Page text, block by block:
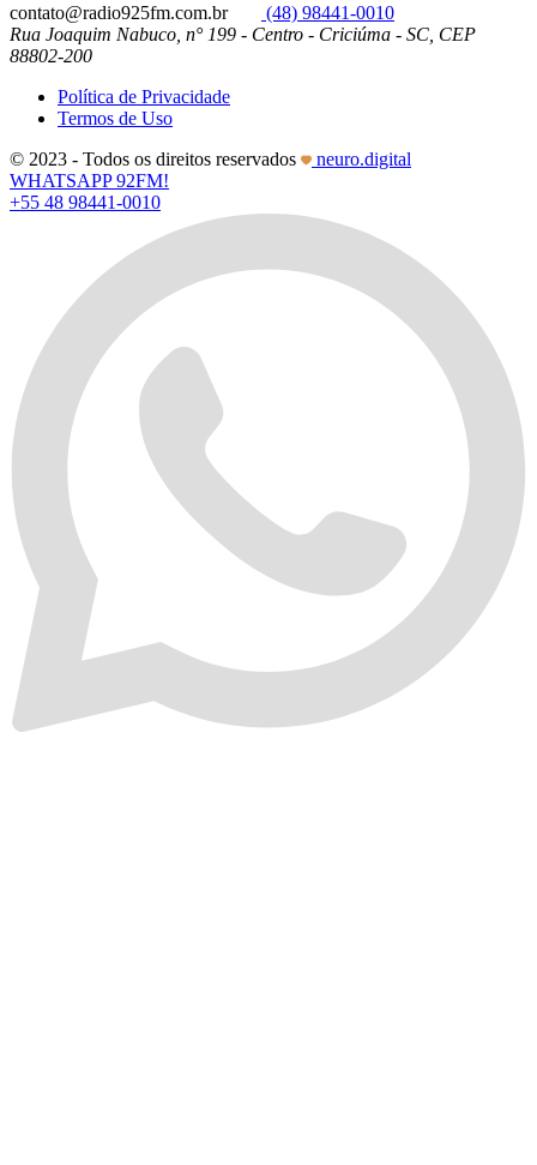
contato@radio925fm.com.br
(48) 98441-0010
Rua Joaquim Nabuco, n° 199 - Centro - Criciúma - SC, CEP
88802-200
Política de Privacidade
Termos de Uso
© 2023 - Todos os direitos reservados
neuro.digital
WHATSAPP 92FM!
+55 48 98441-0010